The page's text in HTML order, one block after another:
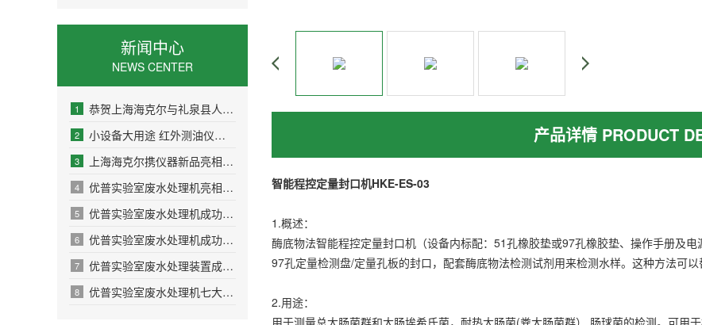
新闻中心
NEWS CENTER
1 恭贺上海海克尔与礼泉县人民医院达成合作
2 小设备大用途 红外测油仪在监测领域大展拳脚
3 上海海克尔携仪器新品亮相慕尼黑上海分析生化展
4 优普实验室废水处理机亮相“2019科研工具应用技术交流会”
5 优普实验室废水处理机成功入驻丹凤县疾控中心
6 优普实验室废水处理机成功落户SGS
7 优普实验室废水处理装置成功入驻科左中旗农牧业局
8 优普实验室废水处理机七大创新技术助力行业发展
产品详情 PRODUCT
智能程控定量封口机HKE-ES-03
1.概述：
酶底物法智能程控定量封口机（设备内标配：51孔橡胶垫或97孔橡胶垫、操作手册及
97孔定量检测盘/定量孔板的封口，配套酶底物法检测试剂用来检测水样。这种方法可
2.用途：
用于测量总大肠菌群和大肠埃希氏菌，耐热大肠菌(粪大肠菌群）,肠球菌的检测。可用